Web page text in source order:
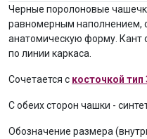
Черные поролоновые
равномерным наполнением,
анатомическую форму. Кант
по линии каркаса.
Сочетается с косточкой тип
С обеих сторон чашки -
Обозначение размера